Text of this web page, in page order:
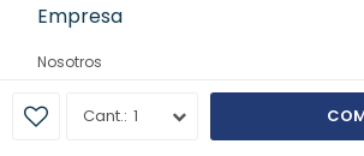
1
Empresa
Nosotros